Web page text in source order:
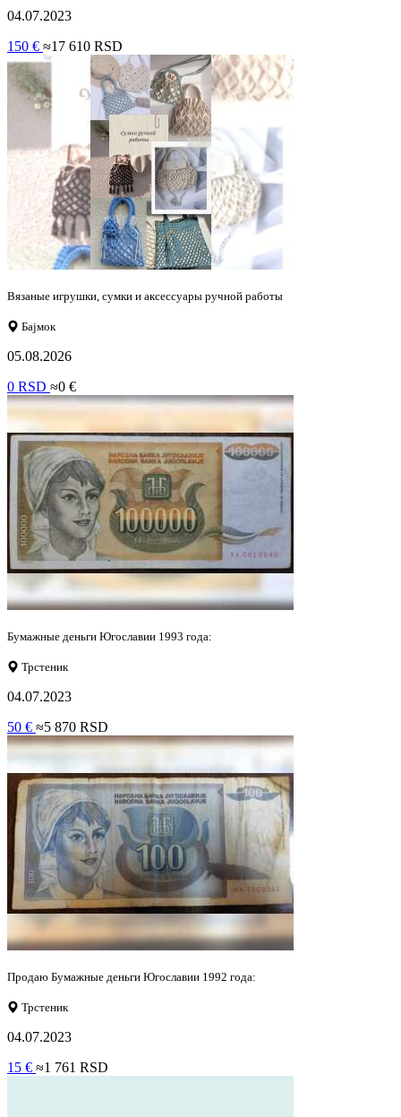
04.07.2023
150 € ≈17 610 RSD
Вязаные игрушки, сумки и аксессуары ручной работы
Бајмок
05.08.2026
0 RSD ≈0 €
Бумажные деньги Югославии 1993 года:
Трстеник
04.07.2023
50 € ≈5 870 RSD
Продаю Бумажные деньги Югославии 1992 года:
Трстеник
04.07.2023
15 € ≈1 761 RSD